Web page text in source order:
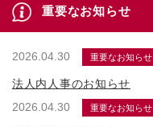
重要なお知らせ
2026.04.30 重要なお知らせ
法人内人事のお知らせ
2026.04.30
重要なお知らせ